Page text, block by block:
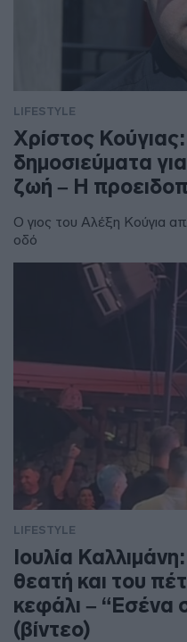
LIFESTYLE
Χρίστος
δημοσιεύματα
ζωή – Η
Ο γιος του Αλέξη Κούγια
οδό
LIFESTYLE
Ιουλία
θεατή και του
κεφάλι – “Εσένα
(βίντεο)